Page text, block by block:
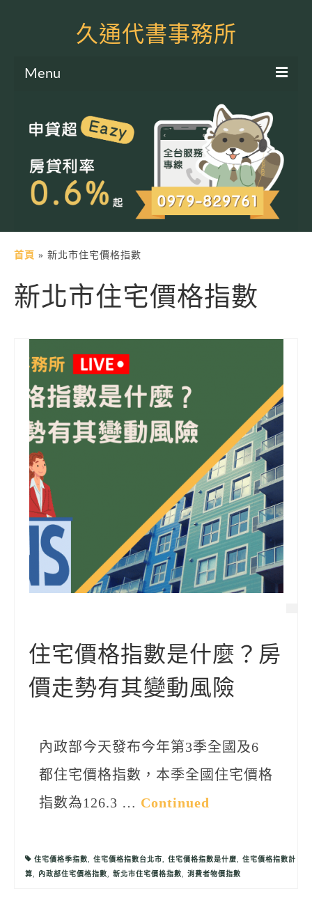
久通代書事務所
Menu
土地二胎申貸
房屋二胎申貸
軍公教貸款
土地貸款
房屋貸款
信用貸款
代書貸款
精選知識
銀行貸款
其他貸款
久通專欄
生活理財
房產Q&A
首頁 » 新北市住宅價格指數
新北市住宅價格指數
住宅價格指數是什麼？房
價走勢有其變動風險
內政部今天發布今年第3季全國及6
都住宅價格指數，本季全國住宅價格
指數為126.3 … Continued
住宅價格季指數, 住宅價格指數台北市, 住宅價格指數是什麼, 住宅價格指數計
算, 內政部住宅價格指數, 新北市住宅價格指數, 消費者物價指數